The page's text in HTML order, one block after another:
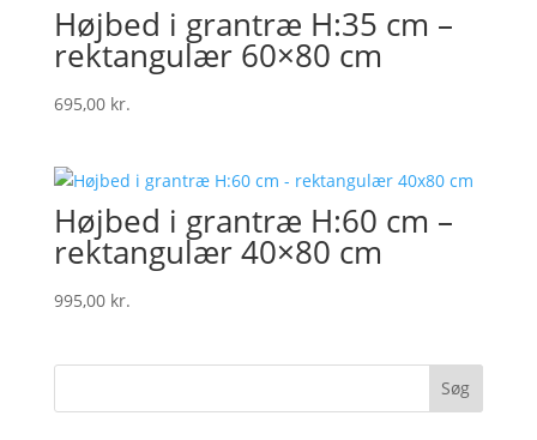
Højbed i grantræ H:35 cm –
rektangulær 60×80 cm
695,00 kr.
Højbed i grantræ H:60 cm –
rektangulær 40×80 cm
995,00 kr.
Søg